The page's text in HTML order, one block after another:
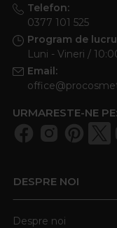
Telefon:
0377 101 525
Program de
Luni - Vineri /
Email:
URMARESTE-NE PE:
DESPRE NOI
Despre noi